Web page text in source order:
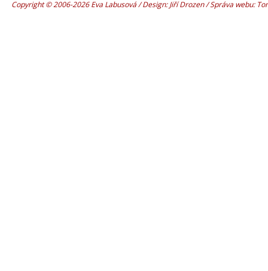
Copyright © 2006-2026 Eva Labusová / Design: Jiří Drozen / Správa webu: